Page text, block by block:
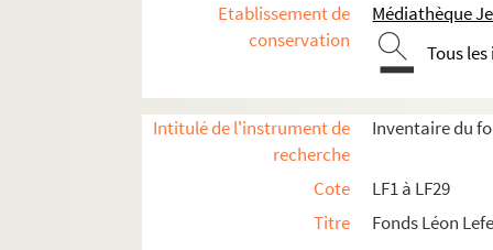
Etablissement de
conservation
Médiathèque
Tous
Intitulé de l'instrument de
recherche
Inventaire du
Cote
LF1 à LF29
Titre
Fonds Léon
LF13. Vues de Lille
LF14. Photographies du musée de Lille
LF15. Lille Ancienne et moderne - gravures,
LF16. Facultés catholiques de Lille